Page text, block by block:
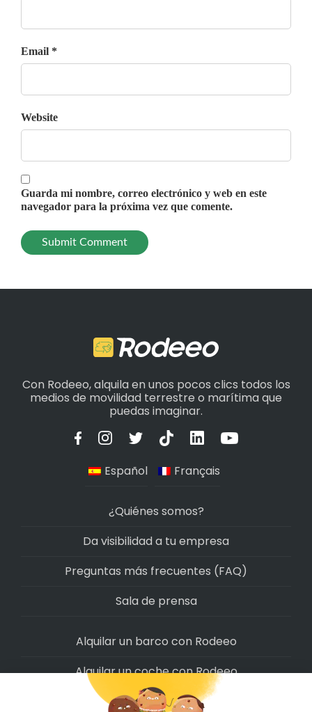
Email *
Website
Guarda mi nombre, correo electrónico y web en este
navegador para la próxima vez que comente.
Con Rodeeo, alquila en unos pocos clics todos los
medios de movilidad terrestre o marítima que
puedas imaginar.
Español Français
¿Quiénes somos?
Da visibilidad a tu empresa
Preguntas más frecuentes (FAQ)
Sala de prensa
Alquilar un barco con Rodeeo
Alquilar un coche con Rodeeo
Alquilar una moto con Rodeeo